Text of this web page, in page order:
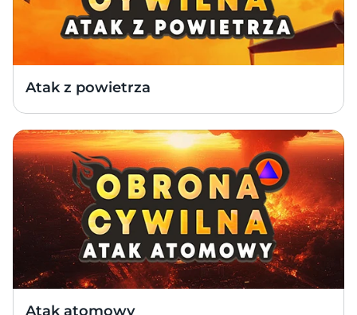
Atak z powietrza
Atak atomowy